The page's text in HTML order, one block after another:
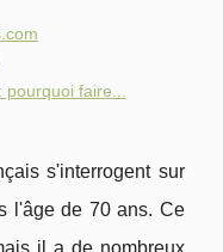
faire...
s'interrogent sur
l'âge de 70 ans. Ce
il a de nombreux